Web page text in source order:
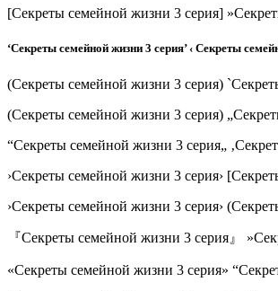
[Секреты семейной жизни 3 серия]
‘Секреты семейной жизни 3 серия’ ‹ Секреты
(Секреты семейной жизни 3 серия)
(Секреты семейной жизни 3 серия)
“Секреты семейной жизни 3 серия„
›Секреты семейной жизни 3 серия›
›Секреты семейной жизни 3 серия›
『Секреты семейной жизни 3 серия』
«Секреты семейной жизни 3 серия»